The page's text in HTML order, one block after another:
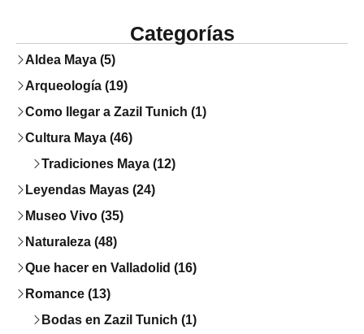
Categorías
Aldea Maya (5)
Arqueología (19)
Como llegar a Zazil Tunich (1)
Cultura Maya (46)
Tradiciones Maya (12)
Leyendas Mayas (24)
Museo Vivo (35)
Naturaleza (48)
Que hacer en Valladolid (16)
Romance (13)
Bodas en Zazil Tunich (1)